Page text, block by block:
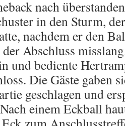
nach
in den Sturm,
nachdem er den
der Abschluss
und bediente
Die Gäste gaben
geschlagen und
einem Eckball